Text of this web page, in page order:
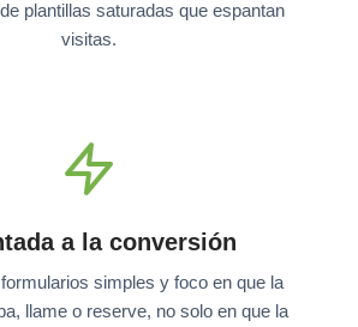
plantillas saturadas que espantan
visitas.
a la conversión
simples y foco en que la
llame o reserve, no solo en que la